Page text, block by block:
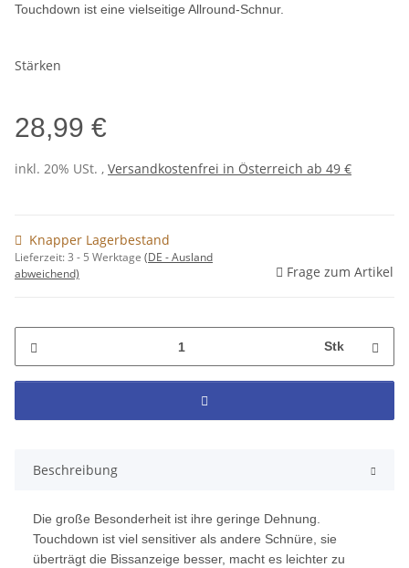
Touchdown ist eine vielseitige Allround-Schnur.
Stärken
28,99 €
inkl. 20% USt. , Versandkostenfrei in Österreich ab 49 €
Knapper Lagerbestand
Lieferzeit:3 - 5 Werktage (DE - Ausland
abweichend)
Frage zum Artikel
Stk
Beschreibung
Die große Besonderheit ist ihre geringe Dehnung.
Touchdown ist viel sensitiver als andere Schnüre, sie
überträgt die Bissanzeige besser, macht es leichter zu